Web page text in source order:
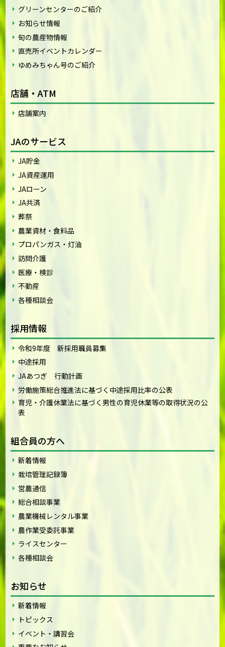
グリーンセンターのご紹介
お知らせ情報
旬の農産物情報
直売所イベントカレンダー
ゆめみちゃん号のご紹介
店舗・ATM
店舗案内
JAのサービス
JA貯金
JA資産運用
JAローン
JA共済
葬祭
農業資材・食料品
プロパンガス・灯油
訪問介護
医療・検診
不動産
各種相談会
採用情報
令和9年度 新採用職員募集
中途採用
JAあつぎ 行動計画
労働施策総合推進法に基づく中途採用比率の公表
育児・介護休業法に基づく男性の育児休業等の取得状況の公
表
組合員の方へ
新着情報
栽培管理記録簿
営農通信
総合相談事業
農業機械レンタル事業
農作業受委託事業
ライスセンター
各種相談会
お知らせ
新着情報
トピックス
イベント・講習会